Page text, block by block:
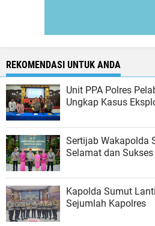
REKOMENDASI UNTUK ANDA
Unit PPA Polres
Ungkap Kasus
Sertijab Wakapolda
Selamat dan
Kapolda Sumut
Sejumlah Kapolres